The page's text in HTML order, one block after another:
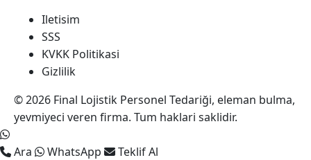
Iletisim
SSS
KVKK Politikasi
Gizlilik
© 2026 Final Lojistik Personel Tedariği, eleman bulma,
yevmiyeci veren firma. Tum haklari saklidir.
Ara WhatsApp Teklif Al